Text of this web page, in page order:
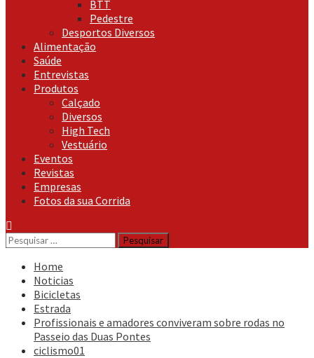
BTT
Pedestre
Desportos Diversos
Alimentação
Saúde
Entrevistas
Produtos
Calçado
Diversos
High Tech
Vestuário
Eventos
Revistas
Empresas
Fotos da sua Corrida
Pesquisar
por:
Home
Noticias
Bicicletas
Estrada
Profissionais e amadores conviveram sobre rodas no
Passeio das Duas Pontes
ciclismo01